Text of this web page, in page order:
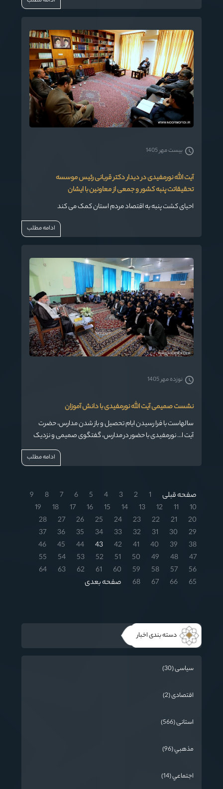
آیت الله نورمفیدی در دیدار دکتر قربانی رئیس موسسه
تحقیقاتت پنبه کشور و جمعی از معاونین با ایشان
احیای کشت پنبه به اقتصاد مردم استان کمک می کند
بیست مهر 1405
ادامه مطلب
نشست صمیمی آیت الله نورمفیدی با دانش آموزان
سالهاست با فرا رسیدن ایام تحصیل و باز شدن مدارس، حضرت
آیت ا... نورمفیدی با حضور در مدارس، گفتگوی صمیمی و نزدیک
نوزده مهر 1405
ادامه مطلب
صفحه قبلی 1
2
3
4
5
6
7
8
9
10
11
12
13
14
15
16
17
18
19
20
21
22
23
24
25
26
27
28
29
30
31
32
33
34
35
36
37
38
39
40
41
42
43
44
45
46
47
48
49
50
51
52
53
54
55
56
57
58
59
60
61
62
63
64
65
66
67
68 صفحه بعدی
دسته بندی اخبار
سیاسی (30)
اقتصادی (2)
استانی (566)
مذهبي (96)
اجتماعي (14)